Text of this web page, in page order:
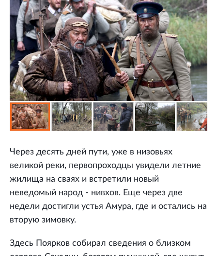
Через десять дней пути, уже в низовьях
великой реки, первопроходцы увидели летние
жилища на сваях и встретили новый
неведомый народ - нивхов. Еще через две
недели достигли устья Амура, где и остались на
вторую зимовку.
Здесь Поярков собирал сведения о близком